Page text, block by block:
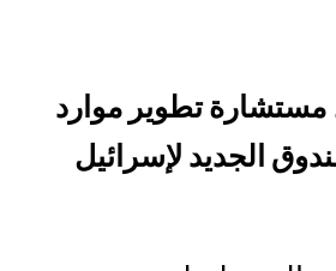
تطوير موارد
الجديد لإسرائيل